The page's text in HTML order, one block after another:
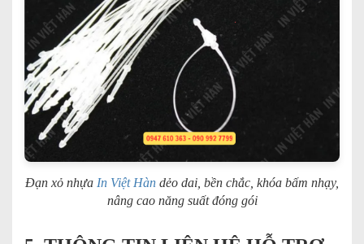
Đạn xỏ nhựa In Việt Hàn dẻo dai, bền chắc, khóa bấm nhạy,
nâng cao năng suất đóng gói